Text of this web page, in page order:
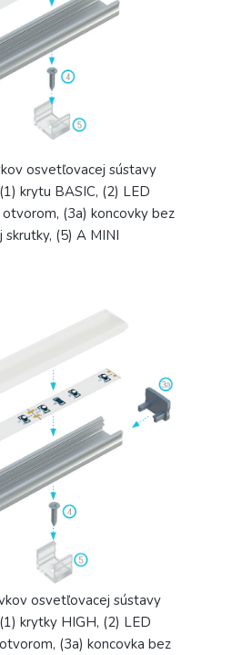
osvetľovacej sústavy
krytu BASIC, (2) LED
(3a) koncovky bez
(5) A MINI
osvetľovacej sústavy
krytky HIGH, (2) LED
(3a) koncovka bez